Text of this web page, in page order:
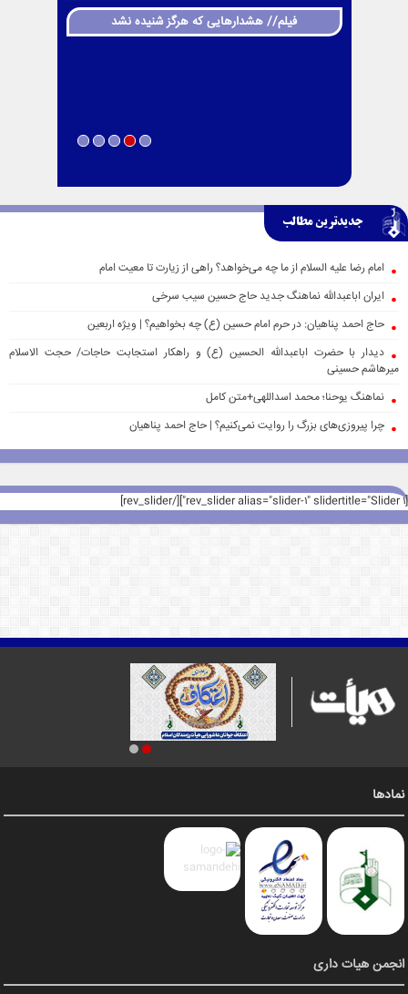
فیلم// هشدارهایی که هرگز شنیده نشد
جدیدترین مطالب
امام رضا علیه السلام از ما چه می‌خواهد؟ راهی از زیارت تا معیت امام
ایران اباعبدالله نماهنگ جدید حاج حسین سیب سرخی
حاج احمد پناهیان: در حرم امام حسین (ع) چه بخواهیم؟ | ویژه اربعین
دیدار با حضرت اباعبدالله الحسین (ع) و راهکار استجابت حاجات/ حجت الاسلام
میرهاشم حسینی
نماهنگ یوحنا؛ محمد اسداللهی+متن کامل
چرا پیروزی‌های بزرگ را روایت نمی‌کنیم؟ | حاج احمد پناهیان
[rev_slider alias="slider-1" slidertitle="Slider 1"][/rev_slider]
نمادها
انجمن هیات داری